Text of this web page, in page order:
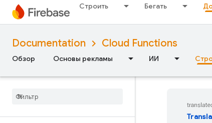
Строить Бегать
Documentation Cloud Functions
Обзор Основы рекламы ИИ